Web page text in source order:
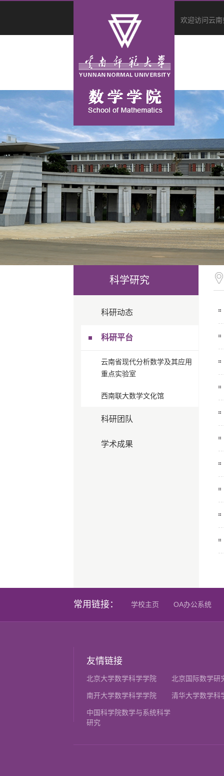
欢迎访问云
科学研究
科研动态
科研平台
云南省现代分析数学及其应用
重点实验室
西南联大数学文化馆
科研团队
学术成果
常用链接： 学校主页 OA办公系统
友情链接
北京大学数学科学学院 北京国际数学研
南开大学数学科学学院 清华大学数学科
中国科学院数学与系统科学
研究